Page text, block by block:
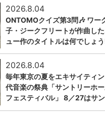
2026.8.04
ONTOMOクイズ第3問🎶 ワー
子・ジークフリートが作曲し
ュー作のタイトルは何でしょ
2026.8.04
毎年東京の夏をエキサイティ
代音楽の祭典「サントリーホ
フェスティバル」 8／27はサ